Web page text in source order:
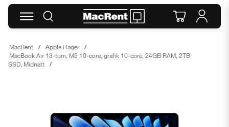
MacRent
Apple i lager
MacBook Air 13-tum, M5 10-core, grafik 10-core, 24GB RAM, 2TB
SSD, Midnatt